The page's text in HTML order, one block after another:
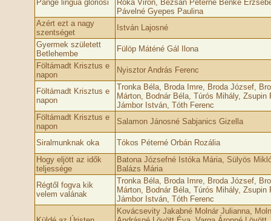
Pange lingua gloriosi
Róka Viron, Bezsán Péterné Benke
Pávelné Gyepes Paulina
Azért ezt a nagy
szentséget
István Lajosné
Gyermek született
Betlehembe
Fülöp Máténé Gál Ilona
Föltámadt Krisztus e
napon
Nyisztor András Ferenc
Föltámadt Krisztus e
napon
Tronka Béla, Broda Imre, Broda József,
Márton, Bodnár Béla, Túrós Mihály,
Jámbor István, Tóth Ferenc
Föltámadt Krisztus e
napon
Salamon Jánosné Sabjanics Gizella
Siralmunknak oka
Tókos Péterné Orbán Rozália
Hogy eljött az idők
teljessége
Batona Józsefné Istóka Mária, Sülyös
Balázs Mária
Régtől fogva kik
velem valának
Tronka Béla, Broda Imre, Broda József,
Márton, Bodnár Béla, Túrós Mihály,
Jámbor István, Tóth Ferenc
Kovácsevity Jakabné Molnár Julianna,